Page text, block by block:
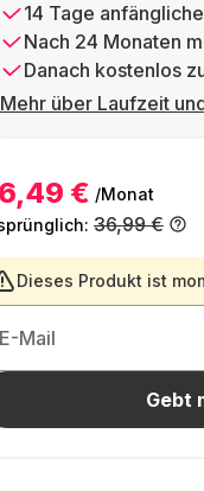
14 Tage
Nach 24 Monaten
Danach kostenlos
Mehr über Laufzeit
€ /Monat
36,99 €
Dieses Produkt ist
E-Mail
Gebt